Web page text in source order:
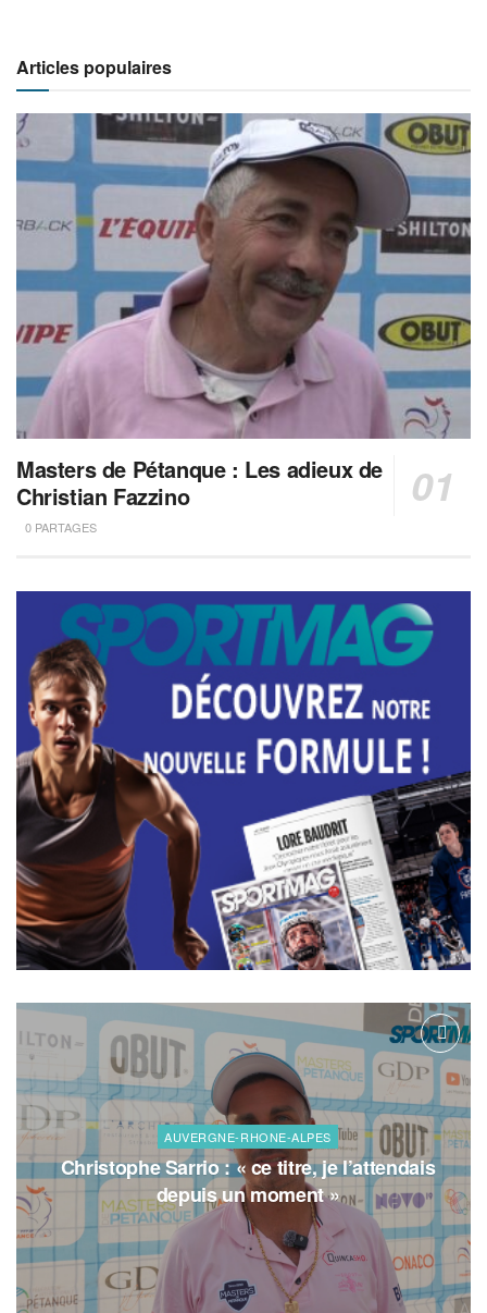
Articles populaires
Masters de Pétanque : Les adieux de
Christian Fazzino
0 PARTAGES
AUVERGNE-RHONE-ALPES
Christophe Sarrio : « ce titre, je l’attendais
depuis un moment »